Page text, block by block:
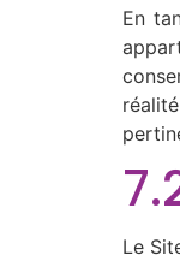
En
Le